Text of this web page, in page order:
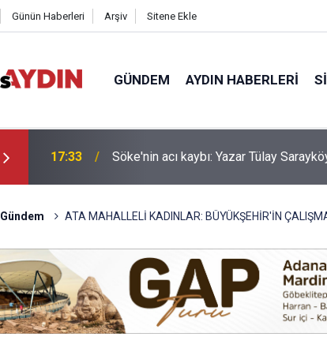
Günün Haberleri Arşiv Sitene Ekle
GÜNDEM AYDIN HABERLERI
17:23 Nazilli'de motosiklet kazası: 16
Gündem ATA MAHALLELİ KADINLAR: BÜYÜKŞEHİR'İN